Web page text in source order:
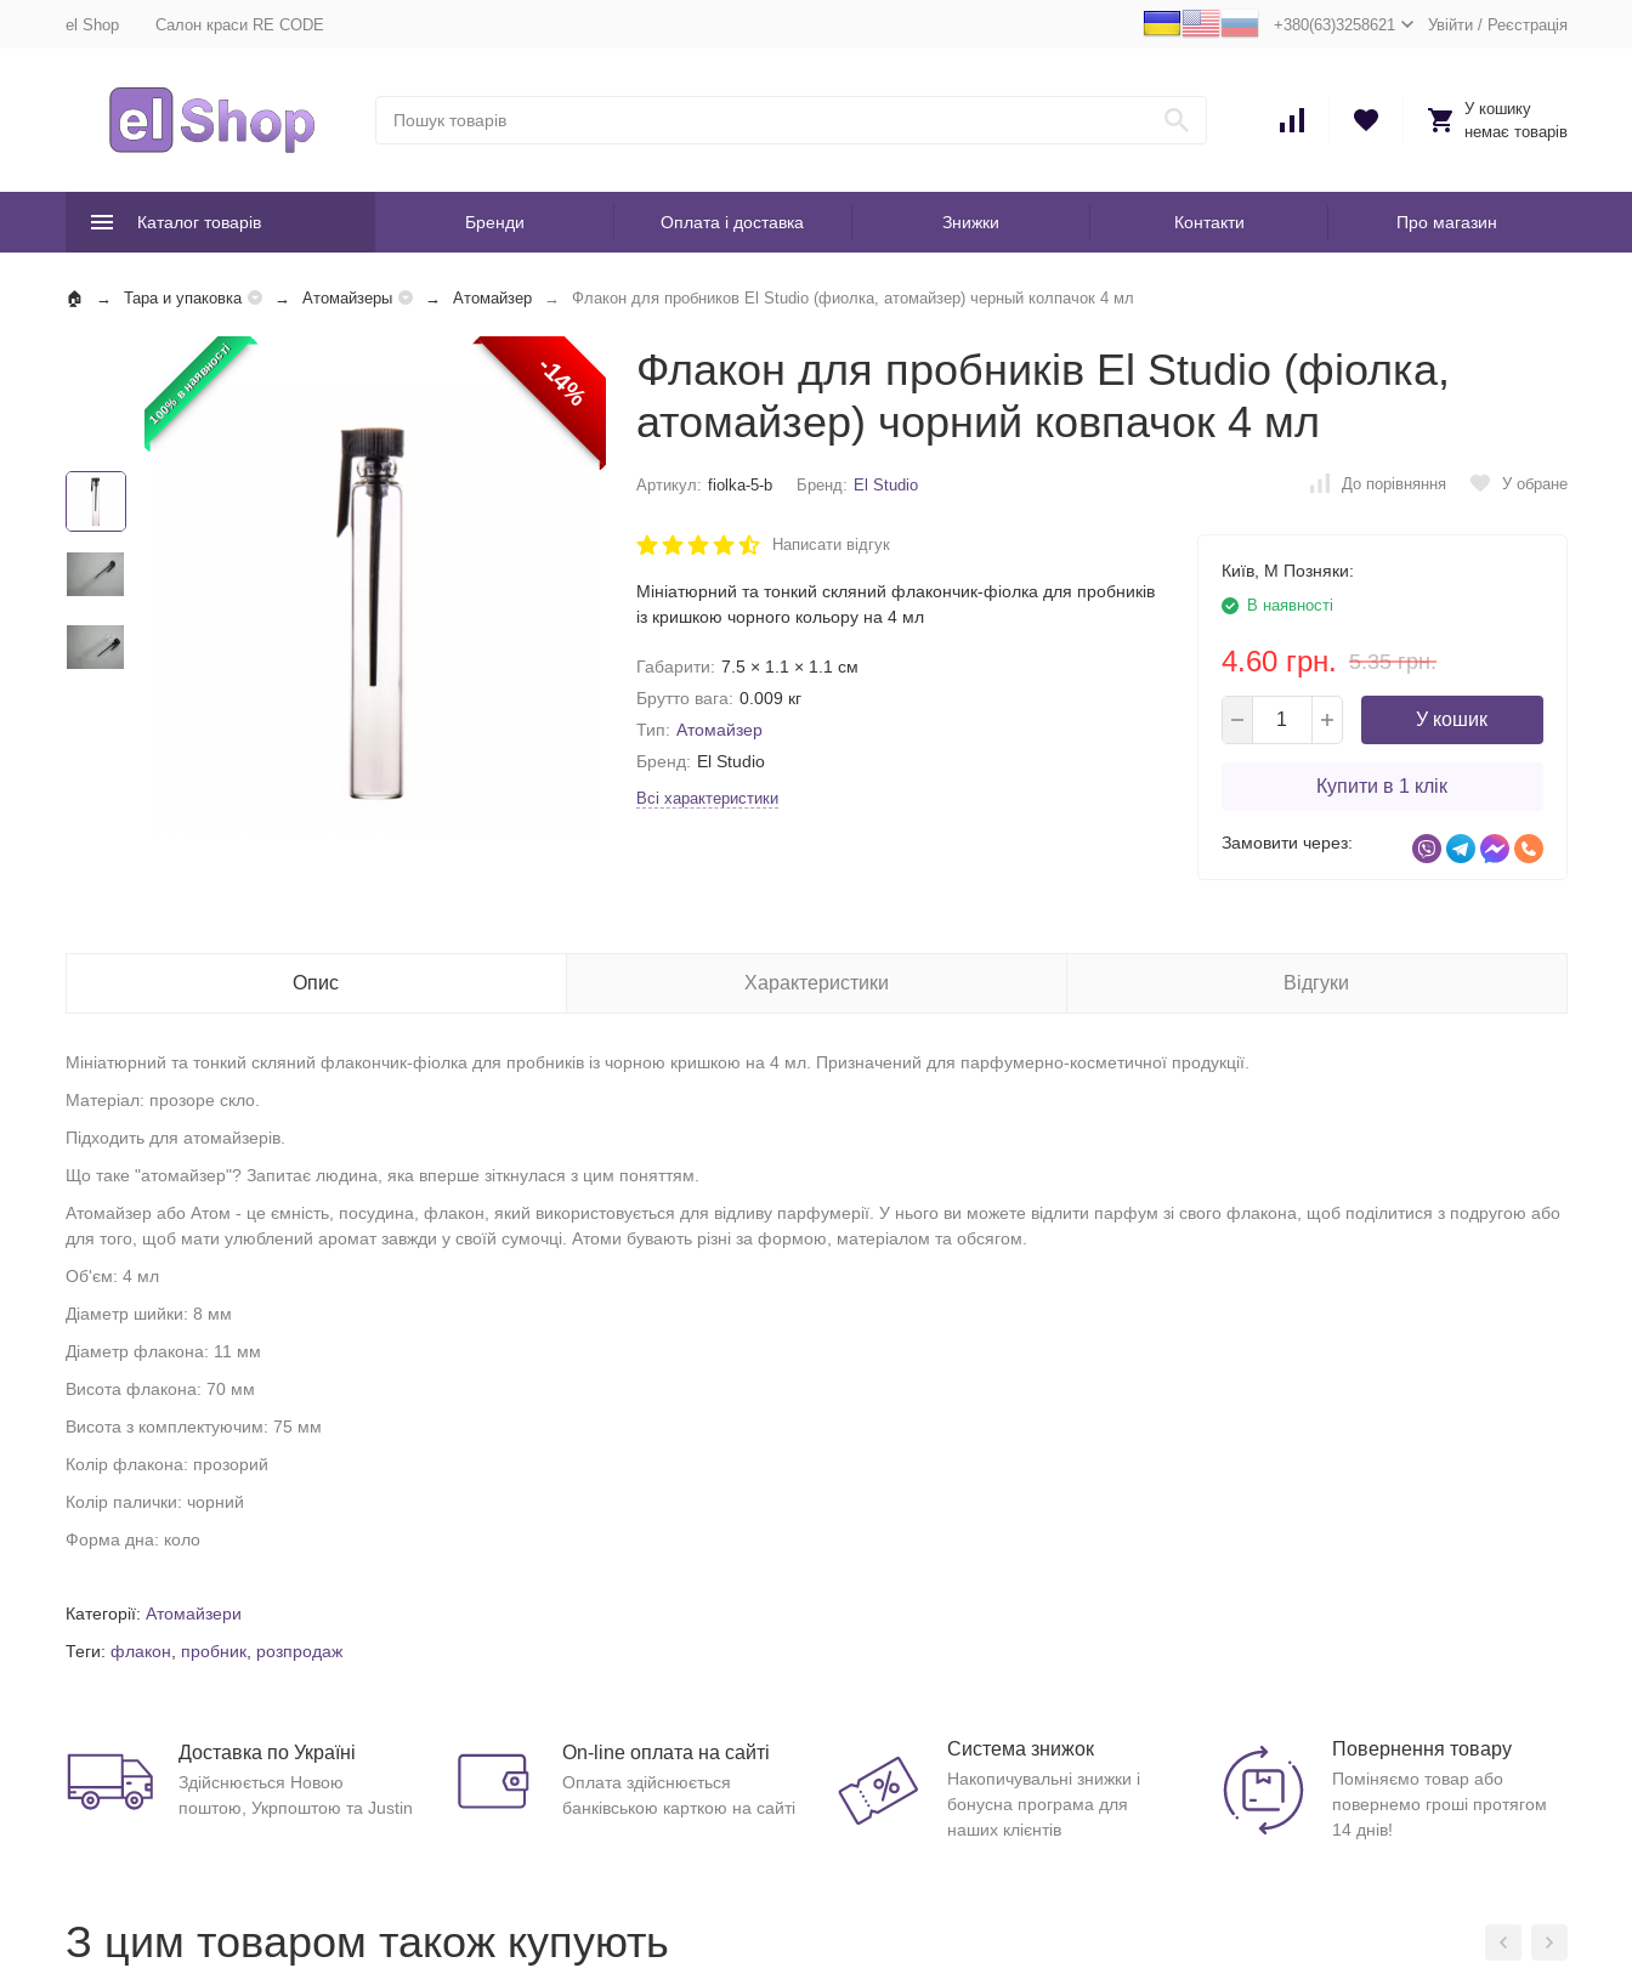
el Shop Салон краси RE CODE +380(63)3258621 Увійти/ Реєстрація
У кошику
немає товарів
Каталог товарів Бренди Оплата і доставка Знижки Контакти Про магазин
Тара и упаковка Атомайзеры Атомайзер Флакон для пробников El Studio (фиолка, атомайзер) черный колпачок 4 мл
100% в наявності -14%
Флакон для пробників El Studio (фіолка,
атомайзер) чорний ковпачок 4 мл
Артикул: fiolka-5-b Бренд: El Studio До порівняння У обране
Написати відгук
Мініатюрний та тонкий скляний флакончик-фіолка для пробників
із кришкою чорного кольору на 4 мл
Габарити: 7.5 × 1.1 × 1.1 см
Брутто вага: 0.009 кг
Тип: Атомайзер
Бренд: El Studio
Всі характеристики
Київ, М Позняки:
В наявності
4.60 грн. 5.35 грн.
У кошик
Купити в 1 клік
Замовити через:
Опис Характеристики Відгуки
Мініатюрний та тонкий скляний флакончик-фіолка для пробників із чорною кришкою на 4 мл. Призначений для парфумерно-косметичної продукції.
Матеріал: прозоре скло.
Підходить для атомайзерів.
Що таке "атомайзер"? Запитає людина, яка вперше зіткнулася з цим поняттям.
Атомайзер або Атом - це ємність, посудина, флакон, який використовується для відливу парфумерії. У нього ви можете відлити парфум зі свого флакона, щоб поділитися з подругою або
для того, щоб мати улюблений аромат завжди у своїй сумочці. Атоми бувають різні за формою, матеріалом та обсягом.
Об'єм: 4 мл
Діаметр шийки: 8 мм
Діаметр флакона: 11 мм
Висота флакона: 70 мм
Висота з комплектуючим: 75 мм
Колір флакона: прозорий
Колір палички: чорний
Форма дна: коло
Категорії: Атомайзери
Теги: флакон пробник, розпродаж
Доставка по Україні
Здійснюється Новою
поштою, Укрпоштою та Justin
On-line оплата на сайті
Оплата здійснюється
банківською карткою на сайті
Система знижок
Накопичувальні знижки і
бонусна програма для
наших клієнтів
Повернення товару
Поміняємо товар або
повернемо гроші протягом
14 днів!
З цим товаром також купують